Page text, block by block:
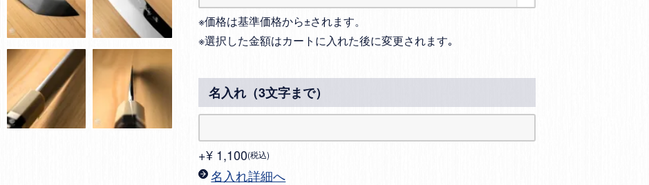
※価格は基準価格から±されます。
※選択した金額はカートに入れた後に変更されます｡
名入れ（3文字まで）
+¥ 1,100 税込
名入れ詳細へ